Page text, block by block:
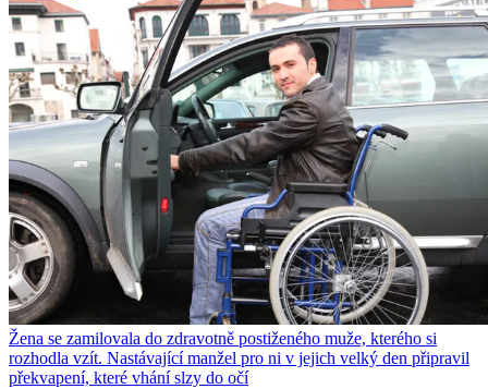
Žena se zamilovala do zdravotně postiženého muže, kterého si
rozhodla vzít. Nastávající manžel pro ni v jejich velký den připravil
překvapení, které vhání slzy do očí